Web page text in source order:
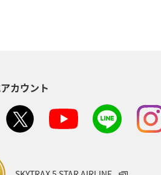
庫県
一人旅
カウント